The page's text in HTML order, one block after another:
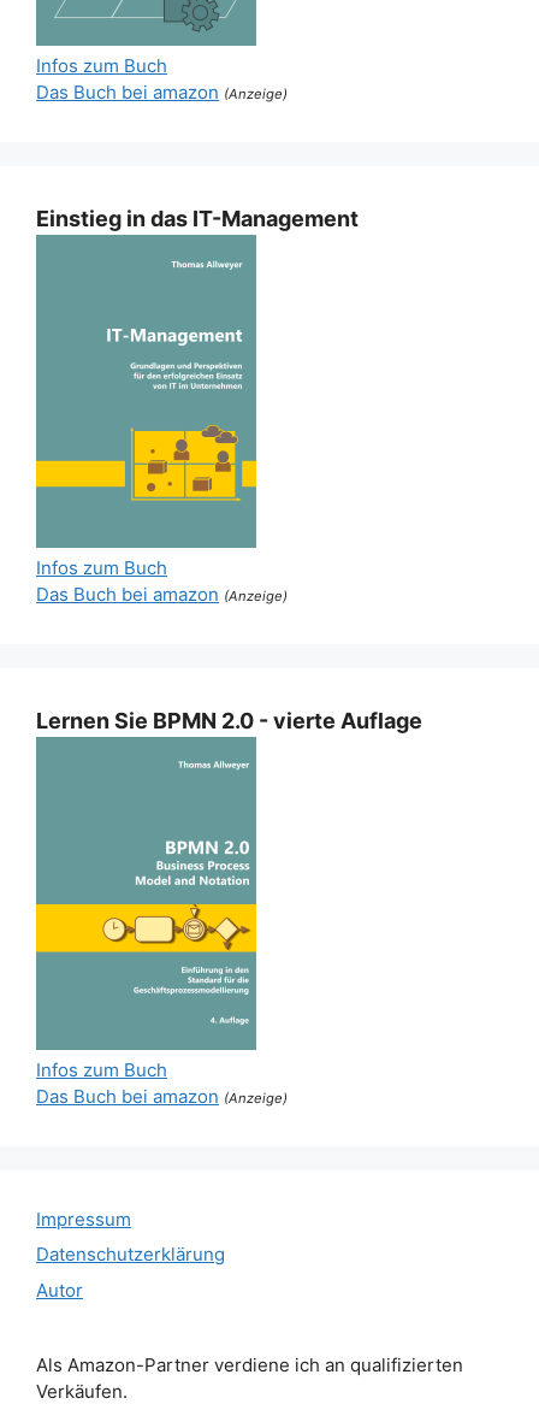
Infos zum Buch
Das Buch bei amazon (Anzeige)
Einstieg in das IT-Management
Infos zum Buch
Das Buch bei amazon (Anzeige)
Lernen Sie BPMN 2.0 - vierte Auflage
Infos zum Buch
Das Buch bei amazon (Anzeige)
Impressum
Datenschutzerklärung
Autor
Als Amazon-Partner verdiene ich an qualifizierten
Verkäufen.